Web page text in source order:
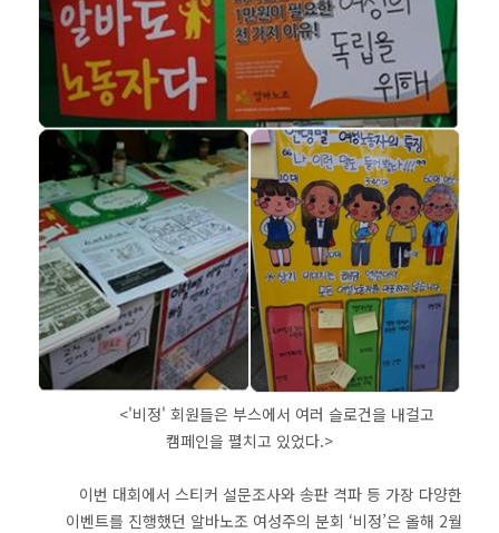
<'비정' 회원들은 부스에서 여러 슬로건을 내걸고
캠페인을 펼치고 있었다.>
이번 대회에서 스티커 설문조사와 송판 격파 등 가장 다양한
이벤트를 진행했던 알바노조 여성주의 분회 ‘비정’은 올해 2월